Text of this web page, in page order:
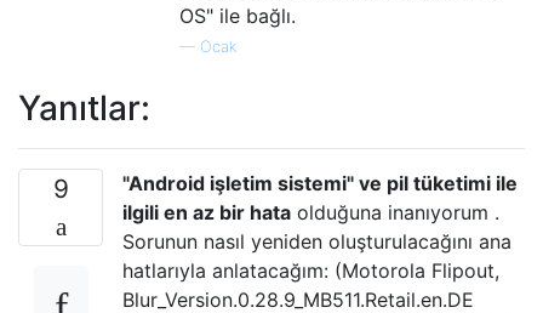
OS" ile bağlı.
— Ocak
Yanıtlar:
9
"Android işletim sistemi" ve pil tüketimi ile
ilgili en az bir hata olduğuna inanıyorum .
Sorunun nasıl yeniden oluşturulacağını ana
hatlarıyla anlatacağım: (Motorola Flipout,
Blur_Version.0.28.9_MB511.Retail.en.DE